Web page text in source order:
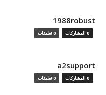
1988robust
0 المشاركات 0 تعليقات
a2support
0 المشاركات 0 تعليقات